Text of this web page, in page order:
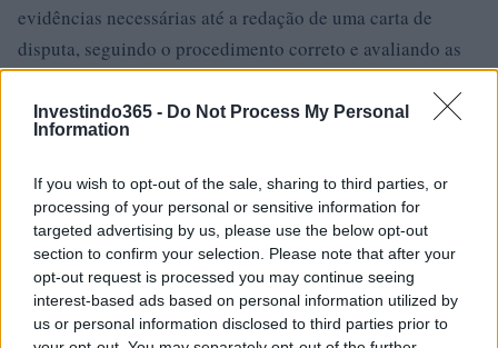
Investindo365 - Do Not Process My Personal
Information
If you wish to opt-out of the sale, sharing to third parties, or
processing of your personal or sensitive information for
targeted advertising by us, please use the below opt-out
section to confirm your selection. Please note that after your
opt-out request is processed you may continue seeing
interest-based ads based on personal information utilized by
us or personal information disclosed to third parties prior to
evidências necessárias até a redação de uma carta de
disputa, seguindo o procedimento correto e avaliando as
opções em caso de rejeição, é possível enfrentar esse
desafio com determinação. Não desista e lute para obter a
justiça que você merece
AUTOR
Giorgia Stromeo